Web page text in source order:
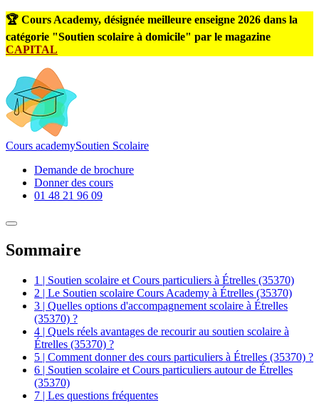
🏆 Cours Academy, désignée meilleure enseigne 2026 dans la
catégorie "Soutien scolaire à domicile" par le magazine
CAPITAL
Cours academySoutien Scolaire
Demande de brochure
Donner des cours
01 48 21 96 09
Sommaire
1 | Soutien scolaire et Cours particuliers à Étrelles (35370)
2 | Le Soutien scolaire Cours Academy à Étrelles (35370)
3 | Quelles options d'accompagnement scolaire à Étrelles
(35370) ?
4 | Quels réels avantages de recourir au soutien scolaire à
Étrelles (35370) ?
5 | Comment donner des cours particuliers à Étrelles (35370) ?
6 | Soutien scolaire et Cours particuliers autour de Étrelles
(35370)
7 | Les questions fréquentes